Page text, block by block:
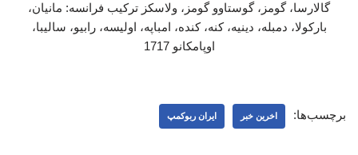
گالارسا، گومز، گوستاوو گومز، ولاسکز ترکیب فرانسه: مانیان،
بارکولا، دمبله، دینیه، کنه، کنده، امباپه، اولیسه، رابیو، سالیبا،
اوپامکانو 1717
برچسب‌ها: اخرین خبر ایران ربوکمپ